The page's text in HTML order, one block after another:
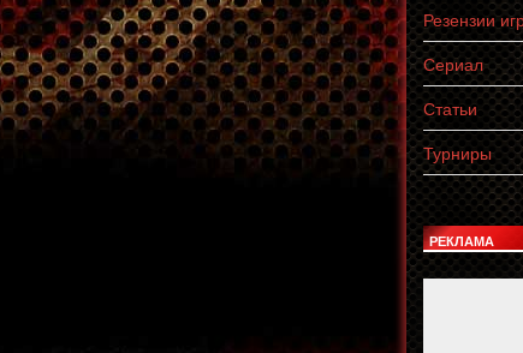
Резензии
Сериал
Статьи
Турниры
РЕКЛАМА